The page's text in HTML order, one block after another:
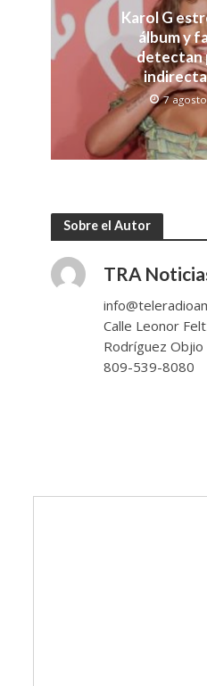
Karol G
álbum y
detectan
7
Sobre el Autor
TRA
Calle Leonor
Rodríguez Objio
809-539-8080